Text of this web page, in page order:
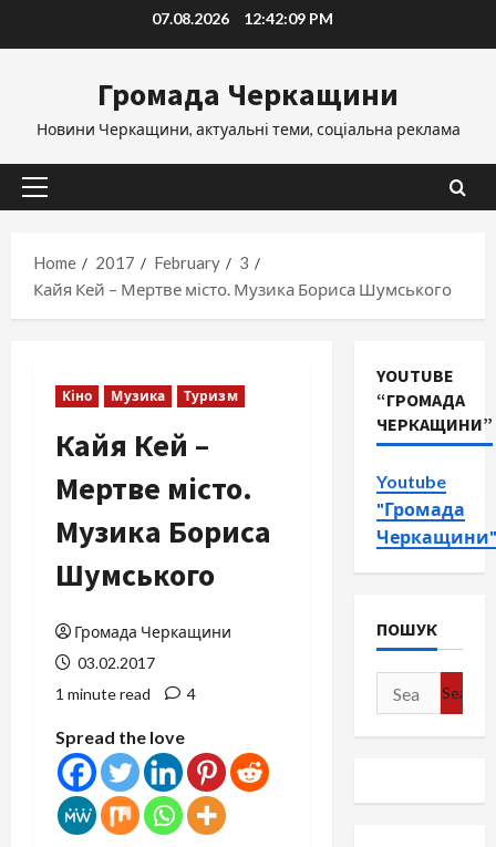
07.08.2026 12:42:10 PM
Громада Черкащини
Новини Черкащини, актуальні теми, соціальна реклама
Primary
Home
2017 February
3
Кайя Кей – Мертве місто. Музика Бориса Шумського
Кіно Музика Туризм
Кайя Кей –
Мертве місто.
Музика Бориса
Шумського
Громада Черкащини
03.02.2017
1 minute read
4
Spread the love
YOUTUBE
“ГРОМАДА
ЧЕРКАЩИНИ”
Youtube
"Громада
Черкащини"
ПОШУК
Search
for: